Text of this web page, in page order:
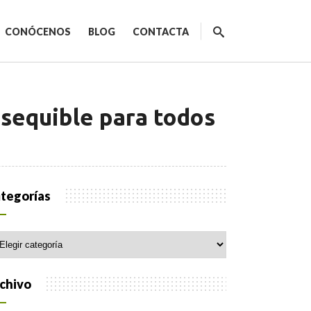
de trabajo
CONÓCENOS BLOG CONTACTA
para todos